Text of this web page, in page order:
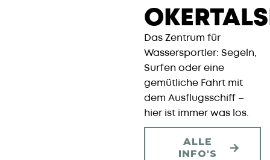
Das Zentrum für
Wassersportler: Segeln,
Surfen oder eine
gemütliche Fahrt mit
dem Ausflugsschiff –
hier ist immer was los.
ALLE
INFO'S